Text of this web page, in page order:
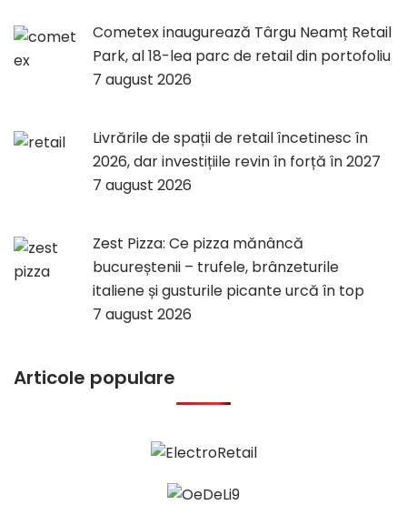
Cometex inaugurează Târgu Neamț Retail
Park, al 18-lea parc de retail din portofoliu
7 august 2026
Livrările de spații de retail încetinesc în
2026, dar investițiile revin în forță în 2027
7 august 2026
Zest Pizza: Ce pizza mănâncă
bucureștenii – trufele, brânzeturile
italiene și gusturile picante urcă în top
7 august 2026
Articole populare